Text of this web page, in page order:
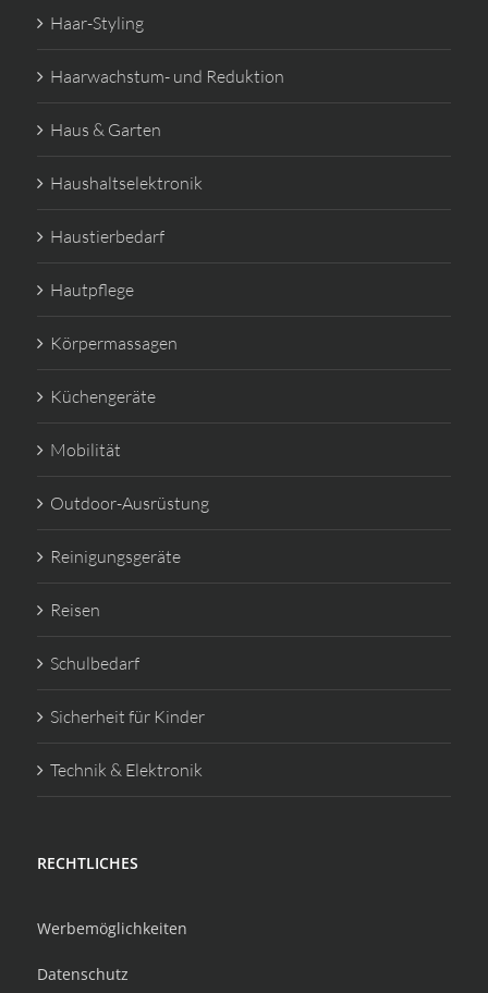
Haar-Styling
Haarwachstum- und Reduktion
Haus & Garten
Haushaltselektronik
Haustierbedarf
Hautpflege
Körpermassagen
Küchengeräte
Mobilität
Outdoor-Ausrüstung
Reinigungsgeräte
Reisen
Schulbedarf
Sicherheit für Kinder
Technik & Elektronik
RECHTLICHES
Werbemöglichkeiten
Datenschutz